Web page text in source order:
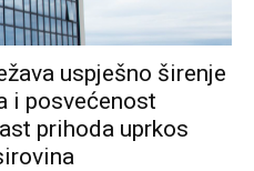
uspješno širenje
i posvećenost
prihoda uprkos